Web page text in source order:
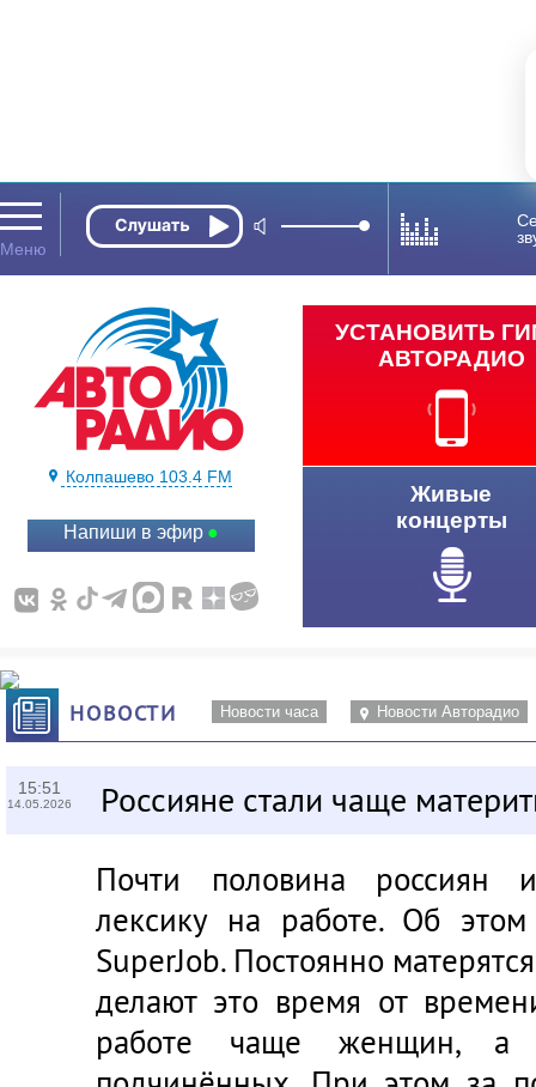
Колпашево 103.4 FM
Напиши в эфир
УСТАНОВИТЬ
АВТОРАДИО
Живые
концерты
НОВОСТИ Новости часа Новости Авторадио
15:51
14.05.2026 Россияне стали чаще
Почти половина россиян
лексику на работе. Об
SuperJob. Постоянно
делают это время от
работе чаще женщин, а